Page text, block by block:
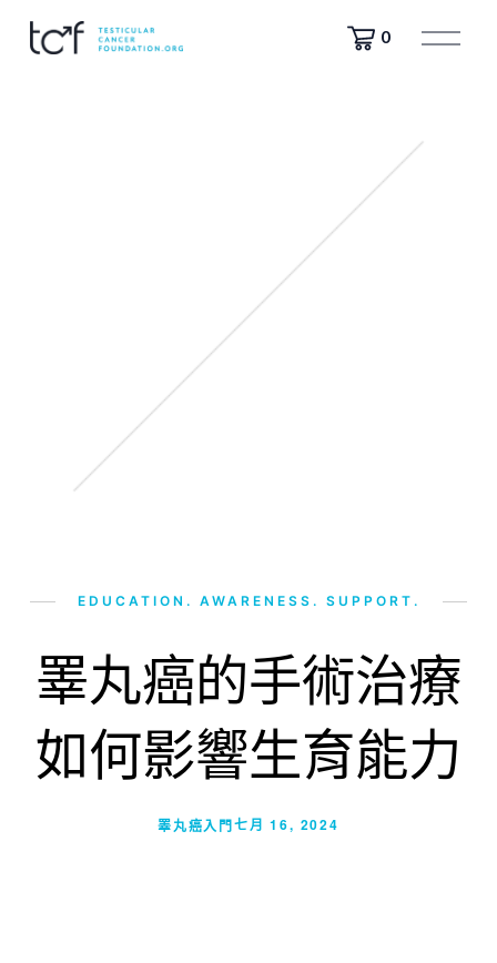
0
開
EDUCATION. AWARENESS. SUPPORT.
睪丸癌的手術治療
如何影響生育能力
睪丸癌入門七月 16, 2024